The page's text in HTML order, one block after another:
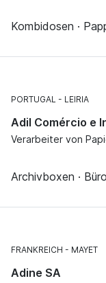
Kombidosen ·
PORTUGAL LEIRIA
Adil Comércio e
Verarbeiter von
Archivboxen ·
FRANKREICH MAYET
Adine SA